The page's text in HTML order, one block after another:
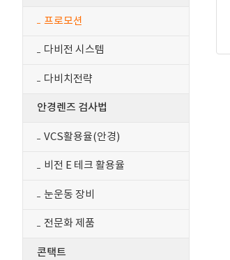
프로모션
다비전 시스템
다비치전략
안경렌즈 검사법
VCS활용율(안경)
비전 E 테크 활용율
눈운동 장비
전문화 제품
콘택트